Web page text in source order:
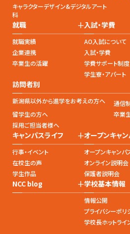
キャラクターデザイン&デジタルアート
科
就職 +
就職実績
企業連携
卒業生の活躍
入試・学費
AO入試について
入試・学費
学費サポート制度
学生寮・アパート
訪問者別
新潟県以外から進学をお考えの方へ
通信
留学生の方へ
卒業
採用ご担当者様へ
キャンパスライフ +
行事・イベント
在校生の声
学生作品
オープンキャ
オープンキャンパ
オンライン説明会
保護者説明会
NCC blog +学校基本情報
情報公開
プライバシーポリ
学校長ホットライ